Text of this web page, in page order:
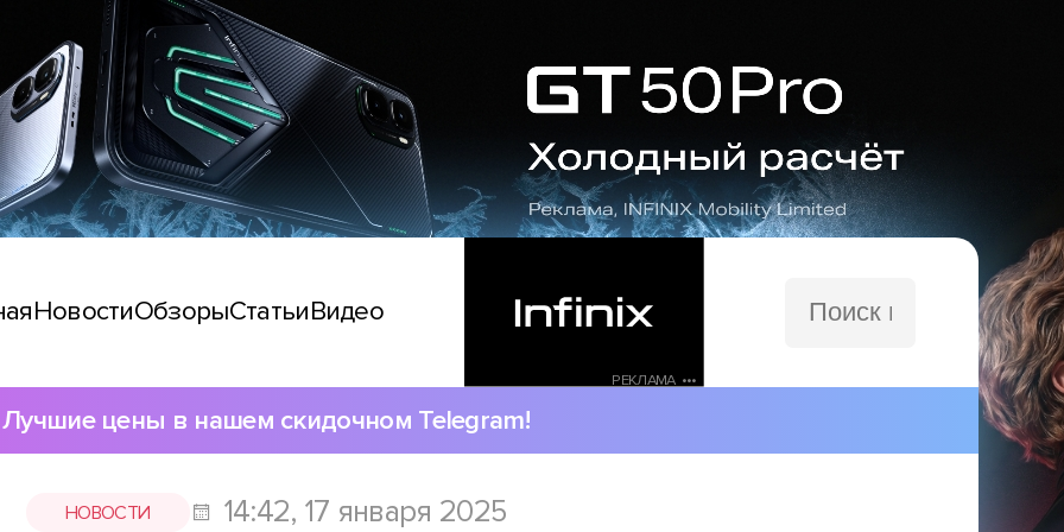
НовостиОбзорыСтатьиВидео
РЕКЛАМА •••
сайту
Лучшие цены в нашем скидочном Telegram!
НОВОСТИ 14:42, 17 января 2025